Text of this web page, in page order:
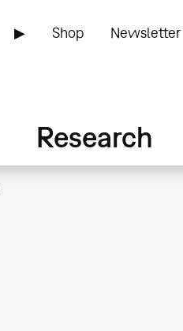
▶ Shop Newsletter
Research